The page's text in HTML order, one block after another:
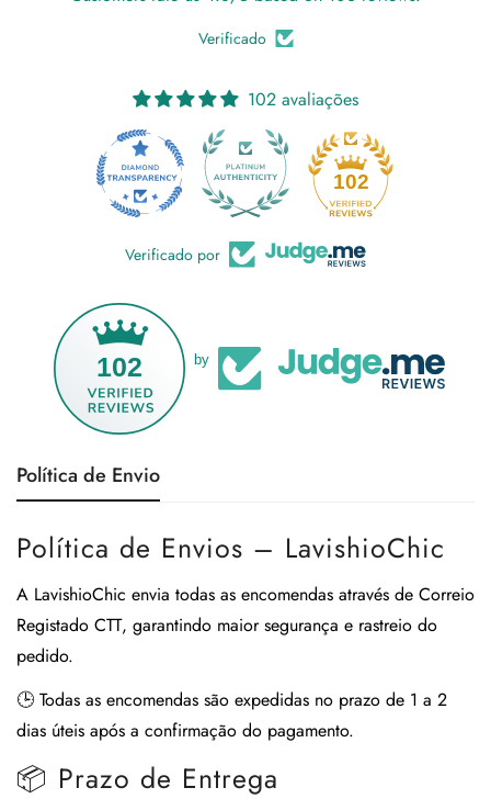
Verificado
102 avaliações
102
Verificado por
102 by
Política de Envio
Política de Envios – LavishioChic
A LavishioChic envia todas as encomendas através de Correio
Registado CTT, garantindo maior segurança e rastreio do
pedido.
🕒 Todas as encomendas são expedidas no prazo de 1 a 2
dias úteis após a confirmação do pagamento.
📦 Prazo de Entrega